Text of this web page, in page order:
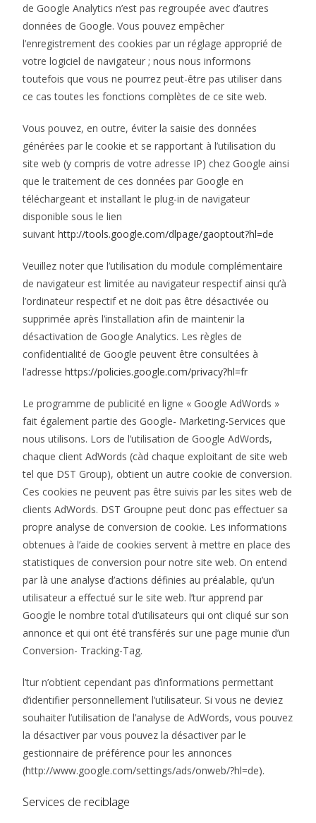
de Google Analytics n’est pas regroupée avec d’autres
données de Google. Vous pouvez empêcher
l’enregistrement des cookies par un réglage approprié de
votre logiciel de navigateur ; nous nous informons
toutefois que vous ne pourrez peut-être pas utiliser dans
ce cas toutes les fonctions complètes de ce site web.
Vous pouvez, en outre, éviter la saisie des données
générées par le cookie et se rapportant à l’utilisation du
site web (y compris de votre adresse IP) chez Google ainsi
que le traitement de ces données par Google en
téléchargeant et installant le plug-in de navigateur
disponible sous le lien
suivanthttp://tools.google.com/dlpage/gaoptout?hl=de
Veuillez noter que l’utilisation du module complémentaire
de navigateur est limitée au navigateur respectif ainsi qu’à
l’ordinateur respectif et ne doit pas être désactivée ou
supprimée après l’installation afin de maintenir la
désactivation de Google Analytics. Les règles de
confidentialité de Google peuvent être consultées à
l’adressehttps://policies.google.com/privacy?hl=fr
Le programme de publicité en ligne « Google AdWords »
fait également partie des Google- Marketing-Services que
nous utilisons. Lors de l’utilisation de Google AdWords,
chaque client AdWords (càd chaque exploitant de site web
tel que DST Group), obtient un autre cookie de conversion.
Ces cookies ne peuvent pas être suivis par les sites web de
clients AdWords. DST Groupne peut donc pas effectuer sa
propre analyse de conversion de cookie. Les informations
obtenues à l’aide de cookies servent à mettre en place des
statistiques de conversion pour notre site web. On entend
par là une analyse d’actions définies au préalable, qu’un
utilisateur a effectué sur le site web. l’tur apprend par
Google le nombre total d’utilisateurs qui ont cliqué sur son
annonce et qui ont été transférés sur une page munie d’un
Conversion- Tracking-Tag.
l’tur n’obtient cependant pas d’informations permettant
d’identifier personnellement l’utilisateur. Si vous ne deviez
souhaiter l’utilisation de l’analyse de AdWords, vous pouvez
la désactiver par vous pouvez la désactiver par le
gestionnaire de préférence pour les annonces
(http://www.google.com/settings/ads/onweb/?hl=de).
Services de reciblage